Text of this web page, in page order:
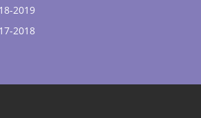
2019
2018